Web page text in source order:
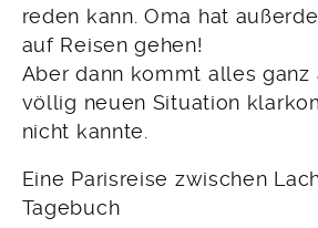
reden kann. Oma hat
auf Reisen gehen!
Aber dann kommt alles
völlig neuen Situation
nicht kannte.
Eine Parisreise zwischen
Tagebuch